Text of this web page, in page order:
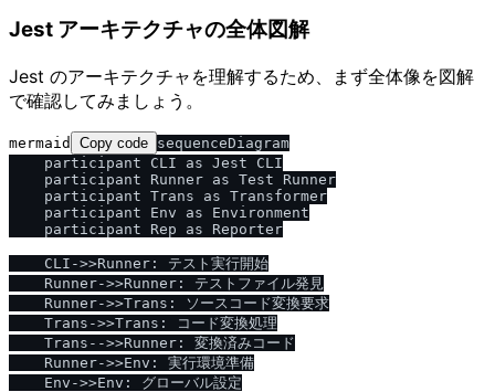
Jest アーキテクチャの全体図解
Jest のアーキテクチャを理解するため、まず全体像を図解
で確認してみましょう。
mermaid Copy code sequenceDiagram
    participant CLI as Jest CLI
    participant Runner as Test Runner
    participant Trans as Transformer
    participant Env as Environment
    participant Rep as Reporter
    CLI->>Runner: テスト実行開始
    Runner->>Runner: テストファイル発見
    Runner->>Trans: ソースコード変換要求
    Trans->>Trans: コード変換処理
    Trans-->>Runner: 変換済みコード
    Runner->>Env: 実行環境準備
    Env->>Env: グローバル設定